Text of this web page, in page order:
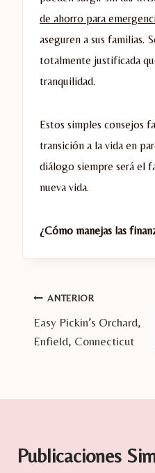
de ahorro para
aseguren a sus familias.
totalmente justificada
tranquilidad.
Estos simples consejos
transición a la vida en
diálogo siempre será el
nueva vida.
¿Cómo manejas las
Navegación
de
ANTERIOR
Easy Pickin’s Orchard,
Enfield, Connecticut
Publicaciones